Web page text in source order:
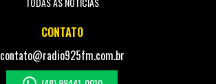
CONTATO
contato@radio925fm.com.br